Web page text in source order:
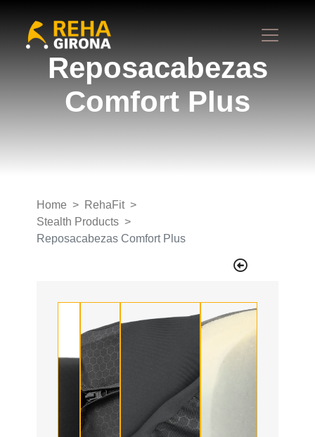
Reposacabezas
Comfort Plus
Home
RehaFit
Stealth Products
Reposacabezas Comfort Plus